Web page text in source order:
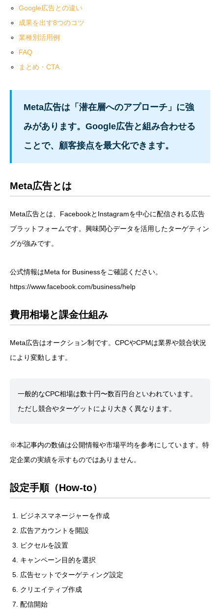
Google広告との違い
成果を出す8つのコツ
業種別活用例
FAQ
まとめ・CTA
Meta広告は「潜在層へのアプローチ」に強
みがあります。Google広告と組み合わせる
ことで、顧客接点を最大化できます。
Meta広告とは
Meta広告とは、FacebookとInstagramを中心に配信される広告
プラットフォームです。興味関心データを活用したターゲティン
グが強みです。
公式情報はMeta for Businessをご確認ください。
https://www.facebook.com/business/help
費用相場と課金仕組み
Meta広告はオークション制です。CPCやCPMは業界や競合状況
により変動します。
一般的なCPC相場は数十円〜数百円台といわれています。
ただし競合やターゲットにより大きく異なります。
※本記事内の数値は公開情報や市場平均を参考にしています。特
定企業の実績を示すものではありません。
設定手順（How-to）
ビジネスマネージャーを作成
広告アカウントを開設
ピクセルを設置
キャンペーン目的を選択
広告セットでターゲティング設定
クリエイティブ作成
配信開始